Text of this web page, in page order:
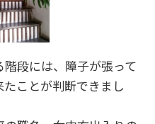
段には、障子が張って
ことが判断できまし